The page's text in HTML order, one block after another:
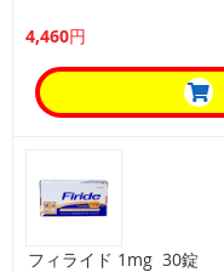
4,460円
フィライド 1mg 30錠